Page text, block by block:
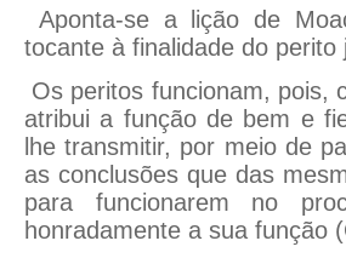
Aponta-se a lição de
tocante à finalidade do perito
Os peritos funcionam, pois,
atribui a função de bem e
lhe transmitir, por meio de
as conclusões que das
para funcionarem no
honradamente a sua função